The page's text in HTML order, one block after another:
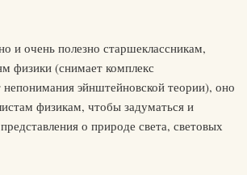
и очень полезно старшеклассникам,
физики (снимает комплекс
эйнштейновской теории), оно
физикам, чтобы задуматься и
о природе света, световых